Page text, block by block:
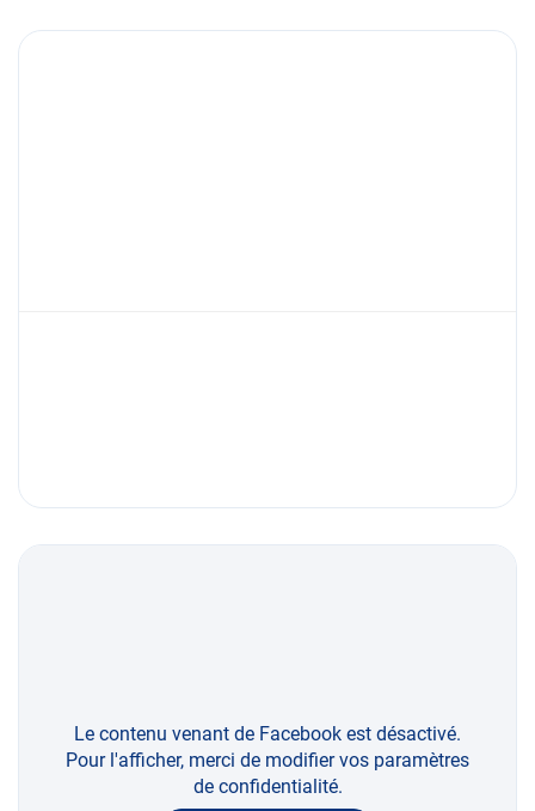
Le contenu venant de Facebook est désactivé.
Pour l'afficher, merci de modifier vos paramètres
de confidentialité.